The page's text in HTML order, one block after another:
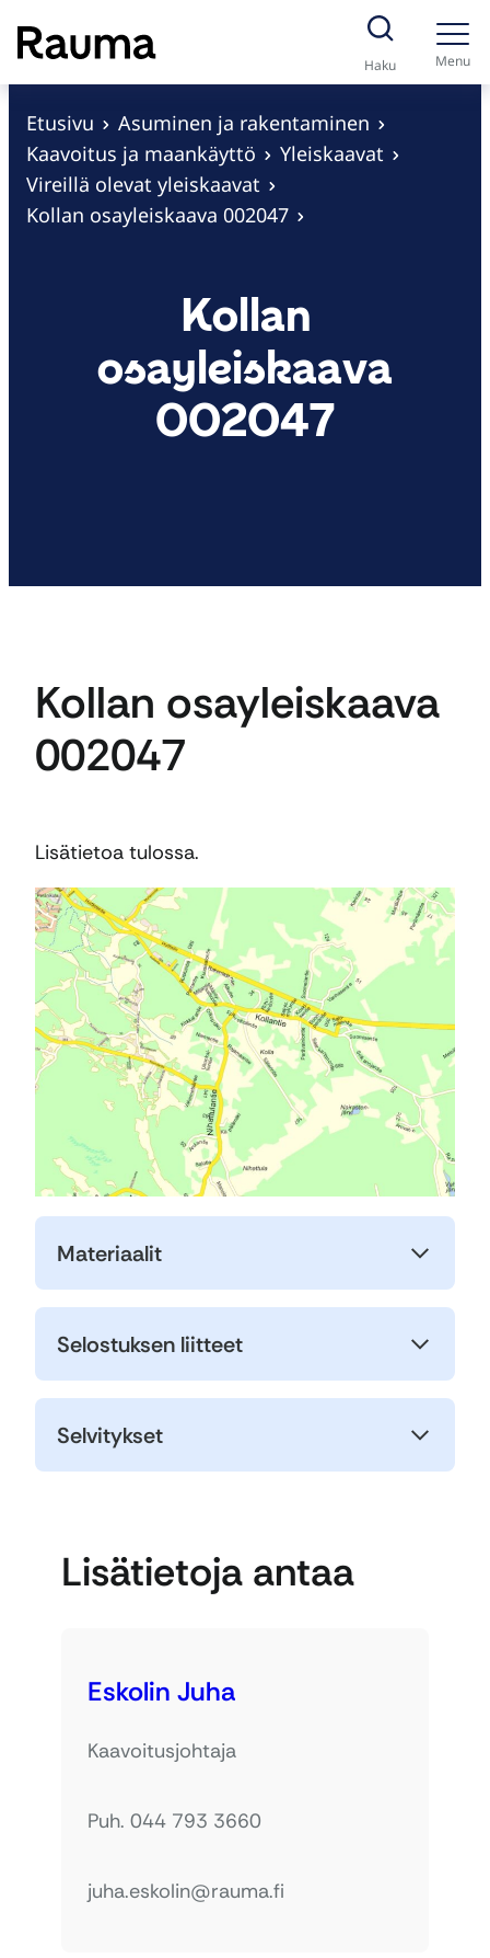
S
i
Haku Menu
Etusivu
Asuminen ja rakentaminen
Kaavoitus ja maankäyttö
Yleiskaavat
Vireillä olevat yleiskaavat
Kollan osayleiskaava 002047
Kollan
osayleiskaava
002047
Kollan osayleiskaava
002047
Lisätietoa tulossa.
Materiaalit
Selostuksen liitteet
Selvitykset
Lisätietoja antaa
Eskolin Juha
Kaavoitusjohtaja
Puh. 044 793 3660
juha.eskolin@rauma.fi